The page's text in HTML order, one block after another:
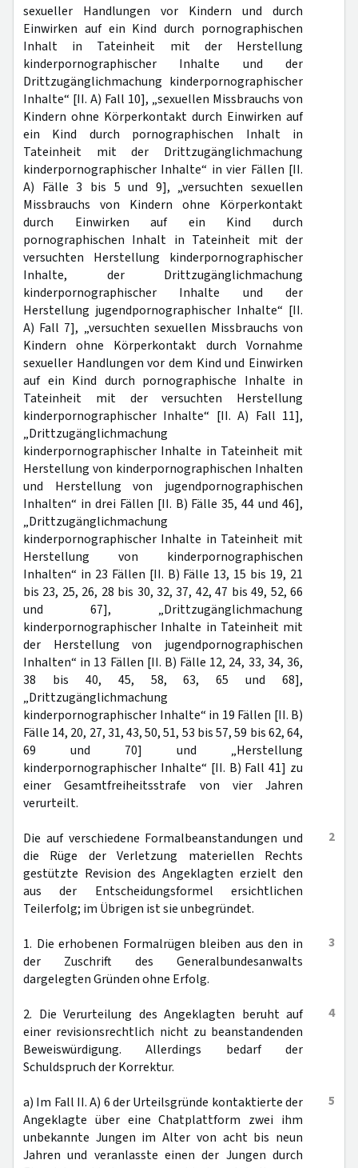
sexueller Handlungen vor Kindern und durch
Einwirken auf ein Kind durch pornographischen
Inhalt in Tateinheit mit der Herstellung
kinderpornographischer Inhalte und der
Drittzugänglichmachung kinderpornographischer
Inhalte“ [II. A) Fall 10], „sexuellen Missbrauchs von
Kindern ohne Körperkontakt durch Einwirken auf
ein Kind durch pornographischen Inhalt in
Tateinheit mit der Drittzugänglichmachung
kinderpornographischer Inhalte“ in vier Fällen [II.
A) Fälle 3 bis 5 und 9], „versuchten sexuellen
Missbrauchs von Kindern ohne Körperkontakt
durch Einwirken auf ein Kind durch
pornographischen Inhalt in Tateinheit mit der
versuchten Herstellung kinderpornographischer
Inhalte, der Drittzugänglichmachung
kinderpornographischer Inhalte und der
Herstellung jugendpornographischer Inhalte“ [II.
A) Fall 7], „versuchten sexuellen Missbrauchs von
Kindern ohne Körperkontakt durch Vornahme
sexueller Handlungen vor dem Kind und Einwirken
auf ein Kind durch pornographische Inhalte in
Tateinheit mit der versuchten Herstellung
kinderpornographischer Inhalte“ [II. A) Fall 11],
„Drittzugänglichmachung
kinderpornographischer Inhalte in Tateinheit mit
Herstellung von kinderpornographischen Inhalten
und Herstellung von jugendpornographischen
Inhalten“ in drei Fällen [II. B) Fälle 35, 44 und 46],
„Drittzugänglichmachung
kinderpornographischer Inhalte in Tateinheit mit
Herstellung von kinderpornographischen
Inhalten“ in 23 Fällen [II. B) Fälle 13, 15 bis 19, 21
bis 23, 25, 26, 28 bis 30, 32, 37, 42, 47 bis 49, 52, 66
und 67], „Drittzugänglichmachung
kinderpornographischer Inhalte in Tateinheit mit
der Herstellung von jugendpornographischen
Inhalten“ in 13 Fällen [II. B) Fälle 12, 24, 33, 34, 36,
38 bis 40, 45, 58, 63, 65 und 68],
„Drittzugänglichmachung
kinderpornographischer Inhalte“ in 19 Fällen [II. B)
Fälle 14, 20, 27, 31, 43, 50, 51, 53 bis 57, 59 bis 62, 64,
69 und 70] und „Herstellung
kinderpornographischer Inhalte“ [II. B) Fall 41] zu
einer Gesamtfreiheitsstrafe von vier Jahren
verurteilt.
2
Die auf verschiedene Formalbeanstandungen und
die Rüge der Verletzung materiellen Rechts
gestützte Revision des Angeklagten erzielt den
aus der Entscheidungsformel ersichtlichen
Teilerfolg; im Übrigen ist sie unbegründet.
3
1. Die erhobenen Formalrügen bleiben aus den in
der Zuschrift des Generalbundesanwalts
dargelegten Gründen ohne Erfolg.
4
2. Die Verurteilung des Angeklagten beruht auf
einer revisionsrechtlich nicht zu beanstandenden
Beweiswürdigung. Allerdings bedarf der
Schuldspruch der Korrektur.
5
a) Im Fall II. A) 6 der Urteilsgründe kontaktierte der
Angeklagte über eine Chatplattform zwei ihm
unbekannte Jungen im Alter von acht bis neun
Jahren und veranlasste einen der Jungen durch